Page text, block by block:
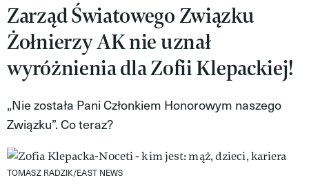
Nasze akcje
VIVA!ART
VIVA!MODA
VIVA!MAN
VIVA!PEOPLE POWER
Zarząd Światowego Związku
Żołnierzy AK nie uznał
wyróżnienia dla Zofii Klepackiej!
„Nie została Pani Członkiem Honorowym naszego
Związku”. Co teraz?
TOMASZ RADZIK/EAST NEWS